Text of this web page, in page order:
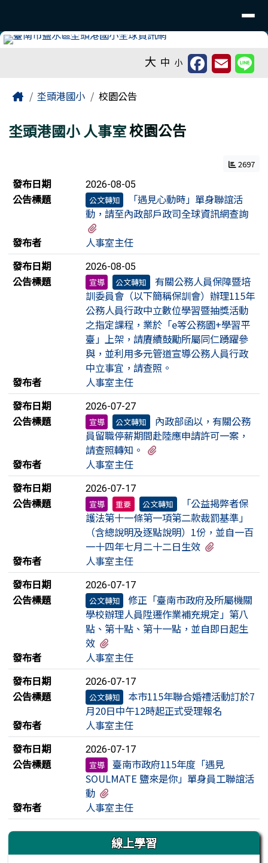
臺南市鹽水區坔頭港國小 - 活力多元
大 中 小
Home坔頭港國小 校園公告
坔頭港國小 人事室校園公告
2697
新聞列表
發布日期 2026-08-05
公告標題 公文轉知
「遇見心動時」單身聯誼活
動，請至內政部戶政司全球資訊網查詢
發布者
人事室主任
發布日期
2026-08-05
公告標題 宣導 公文轉知
有關公務人員保障暨培
訓委員會（以下簡稱保訓會）辦理115年
公務人員行政中立數位學習暨抽獎活動
之指定課程，業於「e等公務園+學習平
臺」上架，請賡續鼓勵所屬同仁踴躍參
與，並利用多元管道宣導公務人員行政
中立事宜，請查照。
發布者
人事室主任
發布日期
2026-07-27
公告標題 宣導 公文轉知
內政部函以，有關公務
員留職停薪期間赴陸應申請許可一案，
請查照轉知。
發布者
人事室主任
發布日期
2026-07-17
公告標題 宣導 重要 公文轉知
「公益揭弊者保
護法第十一條第一項第二款裁罰基準」
（含總說明及逐點說明）1份，並自一百
一十四年七月二十二日生效
發布者
人事室主任
發布日期
2026-07-17
公告標題 公文轉知
修正「臺南市政府及所屬機關
學校辦理人員陞遷作業補充規定」第八
點、第十點、第十一點，並自即日起生
效
發布者
人事室主任
發布日期
2026-07-17
公告標題 公文轉知
本市115年聯合婚禮活動訂於7
月20日中午12時起正式受理報名
發布者
人事室主任
發布日期
2026-07-17
公告標題 宣導
臺南市政府115年度「遇見
SOULMATE 鹽來是你」單身員工聯誼活
動
發布者
人事室主任
左邊區域內容 線上學習